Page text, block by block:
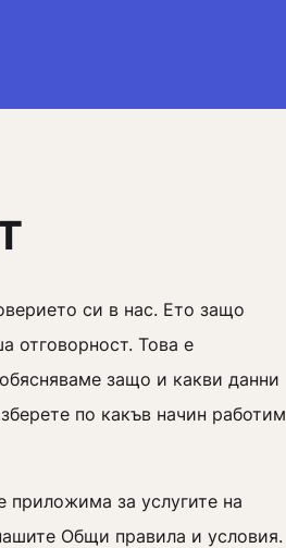
си в нас. Ето защо
отговорност. Това е
защо и какви данни
по какъв начин работим
приложима за услугите на
Общи правила и условия.